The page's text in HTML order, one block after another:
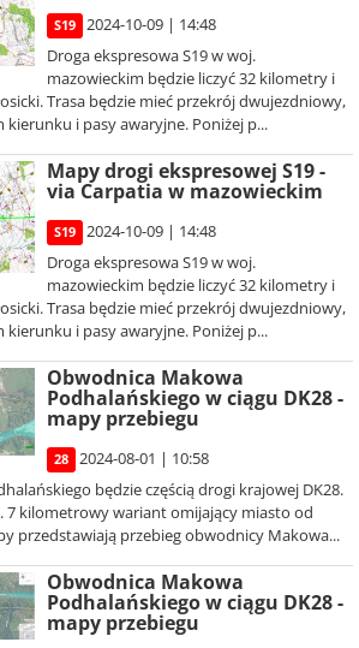
S19
2024-10-09 | 14:48
Droga ekspresowa S19 w woj.
mazowieckim będzie liczyć 32 kilometry i
Trasa będzie mieć przekrój dwujezdniowy,
i pasy awaryjne. Poniżej p...
Mapy drogi ekspresowej S19 -
via Carpatia w mazowieckim
S19
2024-10-09 | 14:48
Droga ekspresowa S19 w woj.
mazowieckim będzie liczyć 32 kilometry i
Trasa będzie mieć przekrój dwujezdniowy,
i pasy awaryjne. Poniżej p...
Obwodnica Makowa
Podhalańskiego w ciągu DK28 -
mapy przebiegu
28
2024-08-01 | 10:58
będzie częścią drogi krajowej DK28.
7 kilometrowy wariant omijający miasto od
przedstawiają przebieg obwodnicy Makowa...
Obwodnica Makowa
Podhalańskiego w ciągu DK28 -
mapy przebiegu